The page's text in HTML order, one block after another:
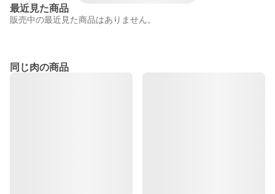
最近見た商品
販売中の最近見た商品はありません。
同じ肉の商品